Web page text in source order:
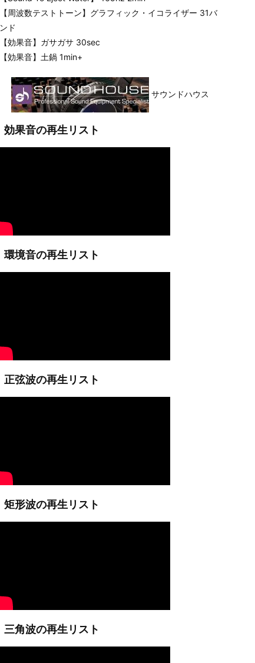
【周波数テストトーン】グラフィック・イコライザー 31バ
ンド
【効果音】ガサガサ 30sec
【効果音】土鍋 1min+
サウンドハウス
効果音の再生リスト
環境音の再生リスト
正弦波の再生リスト
矩形波の再生リスト
三角波の再生リスト